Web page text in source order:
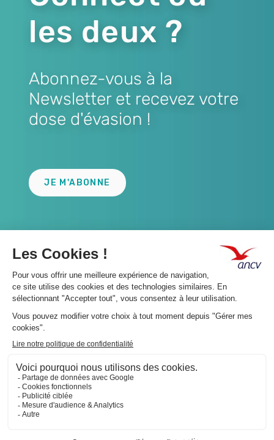
les deux ?
Abonnez-vous à la
Newsletter et recevez votre
dose d'évasion !
JE M'ABONNE
A propos 👇
Suivez-nous 👇
Infos légales 👇
Phishing : restez vigilants👇